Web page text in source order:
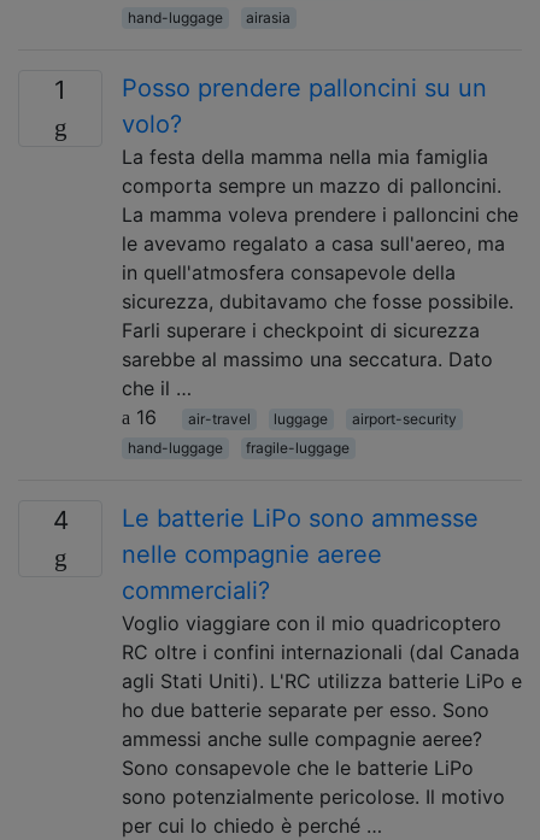
hand-luggage
airasia
1
Posso prendere palloncini su un
volo?
La festa della mamma nella mia famiglia
comporta sempre un mazzo di palloncini.
La mamma voleva prendere i palloncini che
le avevamo regalato a casa sull'aereo, ma
in quell'atmosfera consapevole della
sicurezza, dubitavamo che fosse possibile.
Farli superare i checkpoint di sicurezza
sarebbe al massimo una seccatura. Dato
che il …
16
air-travel luggage
airport-security
hand-luggage
fragile-luggage
4
Le batterie LiPo sono ammesse
nelle compagnie aeree
commerciali?
Voglio viaggiare con il mio quadricoptero
RC oltre i confini internazionali (dal Canada
agli Stati Uniti). L'RC utilizza batterie LiPo e
ho due batterie separate per esso. Sono
ammessi anche sulle compagnie aeree?
Sono consapevole che le batterie LiPo
sono potenzialmente pericolose. Il motivo
per cui lo chiedo è perché …